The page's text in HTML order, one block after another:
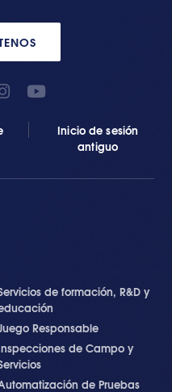
Inicio de sesión
antiguo
de formación, R&D y
Responsable
de Campo y
de Pruebas